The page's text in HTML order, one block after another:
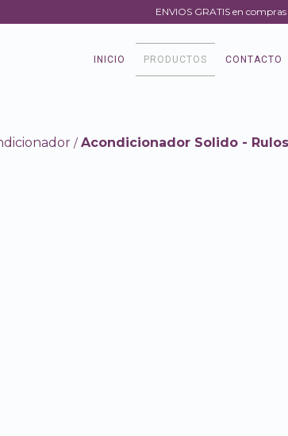
ENVIOS GRATIS en
INICIO PRODUCTOS CONTACTO
/ Acondicionador Solido -